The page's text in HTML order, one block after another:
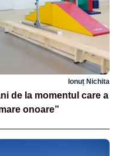
Ionuț Nichita
de la momentul care a
onoare”